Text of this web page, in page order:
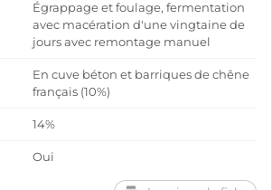
Égrappage et foulage, fermentation
avec macération d'une vingtaine de
jours avec remontage manuel
En cuve béton et barriques de chêne
français (10%)
14%
Oui